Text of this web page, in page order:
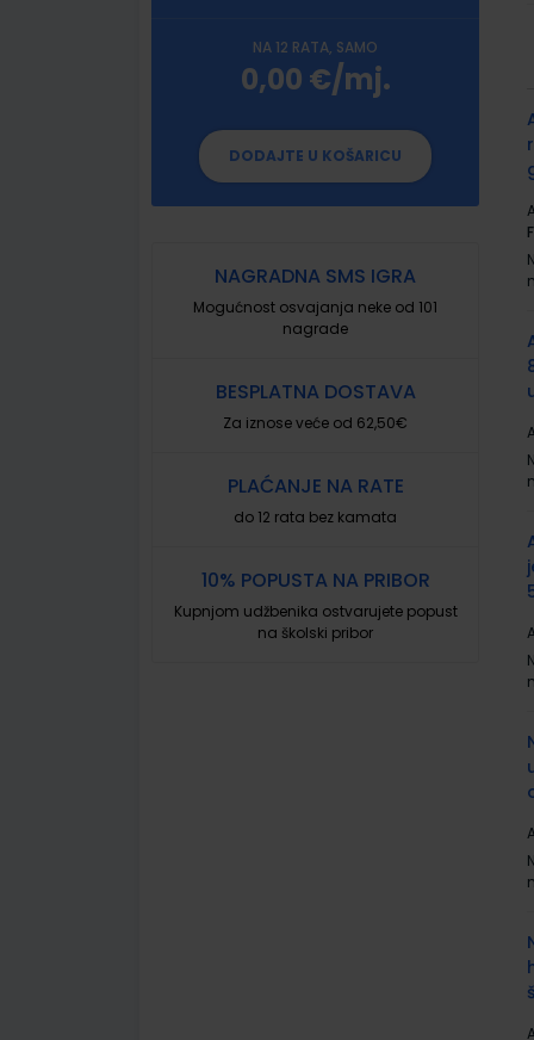
NA 12 RATA, SAMO
0,00 €/mj.
DODAJTE U KOŠARICU
NAGRADNA SMS IGRA
Mogućnost osvajanja neke od 101
nagrade
BESPLATNA DOSTAVA
Za iznose veće od 62,50€
PLAĆANJE NA RATE
do 12 rata bez kamata
10% POPUSTA NA PRIBOR
Kupnjom udžbenika ostvarujete popust
na školski pribor